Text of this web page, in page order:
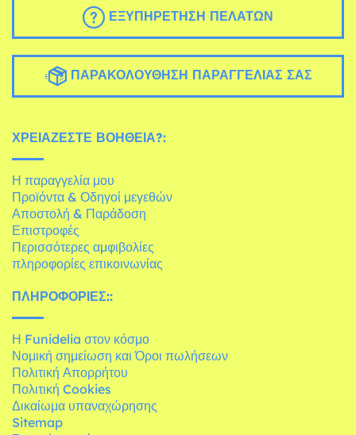
ΕΞΥΠΗΡΈΤΗΣΗ ΠΕΛΑΤΏΝ
ΠΑΡΑΚΟΛΟΎΘΗΣΗ ΠΑΡΑΓΓΕΛΊΑΣ ΣΑΣ
ΧΡΕΙΆΖΕΣΤΕ ΒΟΉΘΕΙΑ?:
Η παραγγελία μου
Προϊόντα & Οδηγοί μεγεθών
Αποστολή & Παράδοση
Επιστροφές
Περισσότερες αμφιβολίες
πληροφορίες επικοινωνίας
ΠΛΗΡΟΦΟΡΊΕΣ::
Η Funidelia στον κόσμο
Νομική σημείωση και Όροι πωλήσεων
Πολιτική Απορρήτου
Πολιτική Cookies
Δικαίωμα υπαναχώρησης
Sitemap